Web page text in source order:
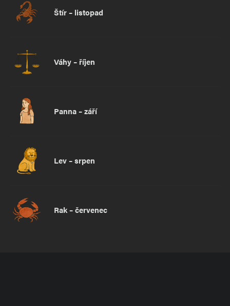
Štír – listopad
Váhy – říjen
Panna – září
Lev – srpen
Rak – červenec